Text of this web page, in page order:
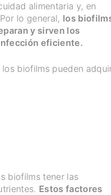
alimentaria y, en
lo general, los
y sirven los
eficiente.
biofilms pueden
biofilms tener las
Estos factores